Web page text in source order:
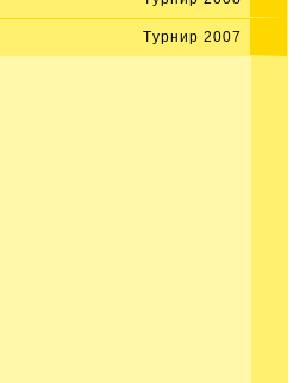
Tурнир 2007